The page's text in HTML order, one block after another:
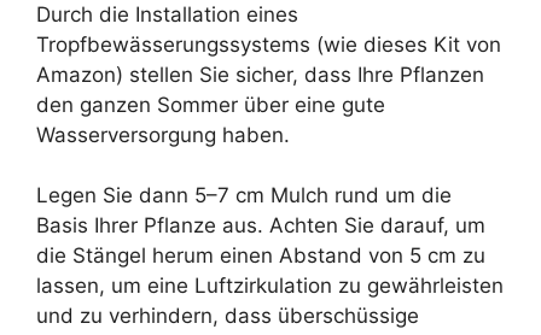
Durch die Installation eines
Tropfbewässerungssystems (wie dieses Kit von
Amazon) stellen Sie sicher, dass Ihre Pflanzen
den ganzen Sommer über eine gute
Wasserversorgung haben.
Legen Sie dann 5–7 cm Mulch rund um die
Basis Ihrer Pflanze aus. Achten Sie darauf, um
die Stängel herum einen Abstand von 5 cm zu
lassen, um eine Luftzirkulation zu gewährleisten
und zu verhindern, dass überschüssige